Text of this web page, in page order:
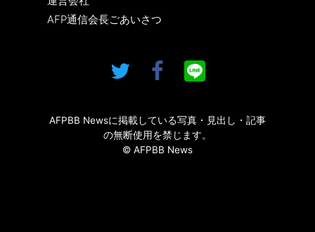
AFP通信会長ごあいさつ
AFPBB Newsに掲載している写真・見出し・記事
の無断使用を禁じます。
© AFPBB News